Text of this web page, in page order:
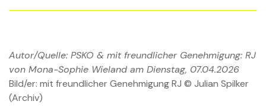
Autor/Quelle: PSKO & mit freundlicher Genehmigung: RJ
von Mona-Sophie Wieland am Dienstag, 07.04.2026
Bild/er: mit freundlicher Genehmigung RJ © Julian Spilker
(Archiv)